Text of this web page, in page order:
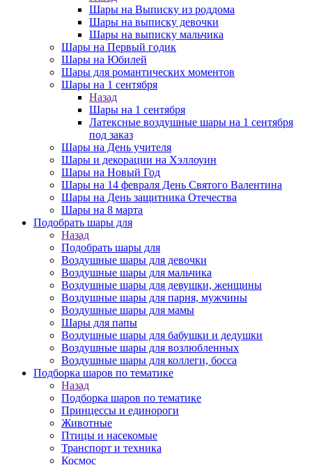
Шары на Выписку из роддома
Шары на выписку девочки
Шары на выписку мальчика
Шары на Первый годик
Шары на Юбилей
Шары для романтических моментов
Шары на 1 сентября
Назад
Шары на 1 сентября
Латексные воздушные шары на 1 сентября
под заказ
Шары на День учителя
Шары и декорации на Хэллоуин
Шары на Новый Год
Шары на 14 февраля День Святого Валентина
Шары на День защитника Отечества
Шары на 8 марта
Подобрать шары для
Назад
Подобрать шары для
Воздушные шары для девочки
Воздушные шары для мальчика
Воздушные шары для девушки, женщины
Воздушные шары для парня, мужчины
Воздушные шары для мамы
Шары для папы
Воздушные шары для бабушки и дедушки
Воздушные шары для возлюбленных
Воздушные шары для коллеги, босса
Подборка шаров по тематике
Назад
Подборка шаров по тематике
Принцессы и единороги
Животные
Птицы и насекомые
Транспорт и техника
Космос